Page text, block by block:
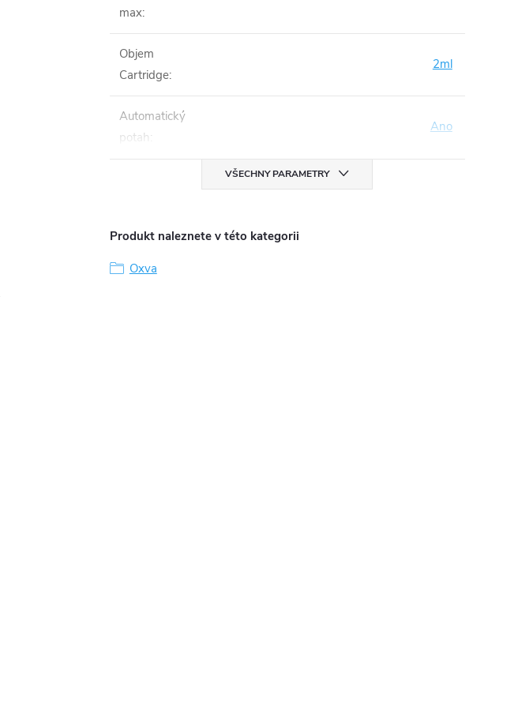
max:
Objem
Cartridge:
2ml
Automatický
potah:
Ano
VŠECHNY PARAMETRY
Produkt naleznete v této kategorii
Oxva